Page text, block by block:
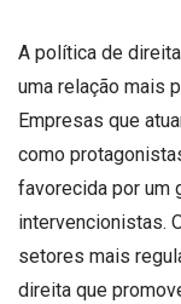
A política de
uma relação mais
Empresas que
como
favorecida por um
intervencionistas.
setores mais
direita que